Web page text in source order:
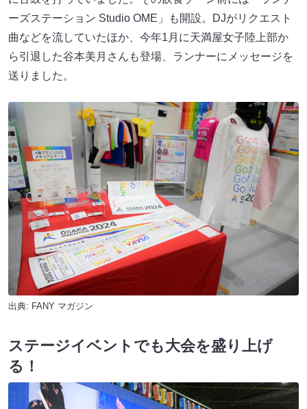
ーズステーション Studio OME」も開設。DJがリクエスト
曲などを流していたほか、今年1月に天満屋女子陸上部か
ら引退した谷本美月さんも登場、ランナーにメッセージを
送りました。
出典: FANY マガジン
ステージイベントでも大会を盛り上げ
る！